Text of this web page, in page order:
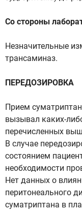
Со стороны
Незначительные
трансаминаз.
ПЕРЕДОЗИРОВКА
Прием
вызывал каких-
перечисленных
В случае
состоянием
необходимости
Нет данных о
перитонеального
суматриптана в